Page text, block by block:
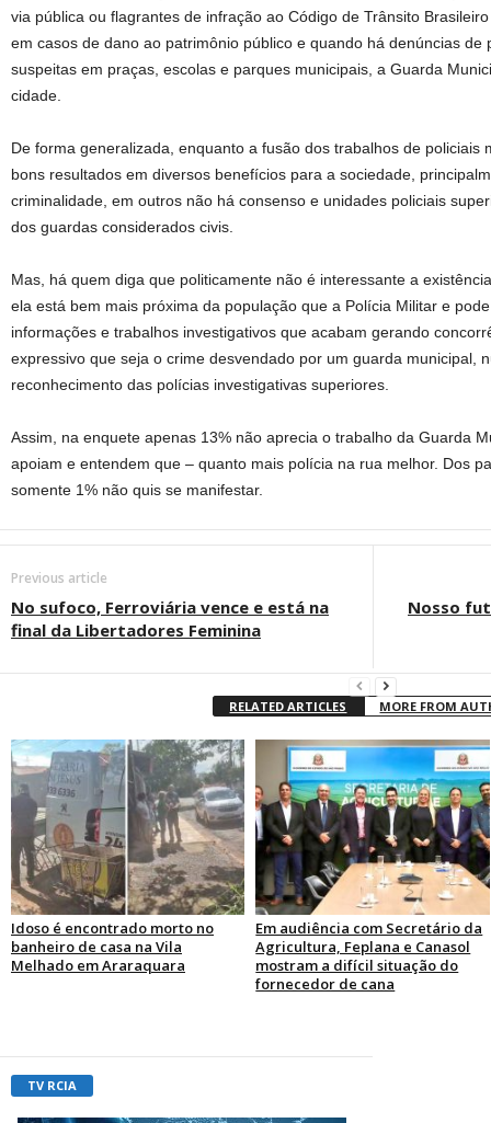
via pública ou flagrantes de infração ao Código de Trânsito
em casos de dano ao patrimônio público e quando há denúncias de
suspeitas em praças, escolas e parques municipais, a Guarda
cidade.
De forma generalizada, enquanto a fusão dos trabalhos de policiais
bons resultados em diversos benefícios para a sociedade,
criminalidade, em outros não há consenso e unidades policiais
dos guardas considerados civis.
Mas, há quem diga que politicamente não é interessante a
ela está bem mais próxima da população que a Polícia Militar e
informações e trabalhos investigativos que acabam gerando
expressivo que seja o crime desvendado por um guarda municipal,
reconhecimento das polícias investigativas superiores.
Assim, na enquete apenas 13% não aprecia o trabalho da Guarda
apoiam e entendem que – quanto mais polícia na rua melhor. Dos
somente 1% não quis se manifestar.
Previous article
No sufoco, Ferroviária vence e está na
final da Libertadores Feminina
Nosso
RELATED ARTICLES MORE FROM
Idoso é encontrado morto no
banheiro de casa na Vila
Melhado em Araraquara
Em audiência com Secretário da
Agricultura, Feplana e Canasol
mostram a difícil situação do
fornecedor de cana
TV RCIA